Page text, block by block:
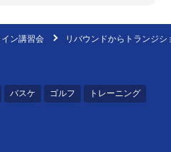
ン講習会 リバウンドからトランジ
バスケ ゴルフ トレーニング